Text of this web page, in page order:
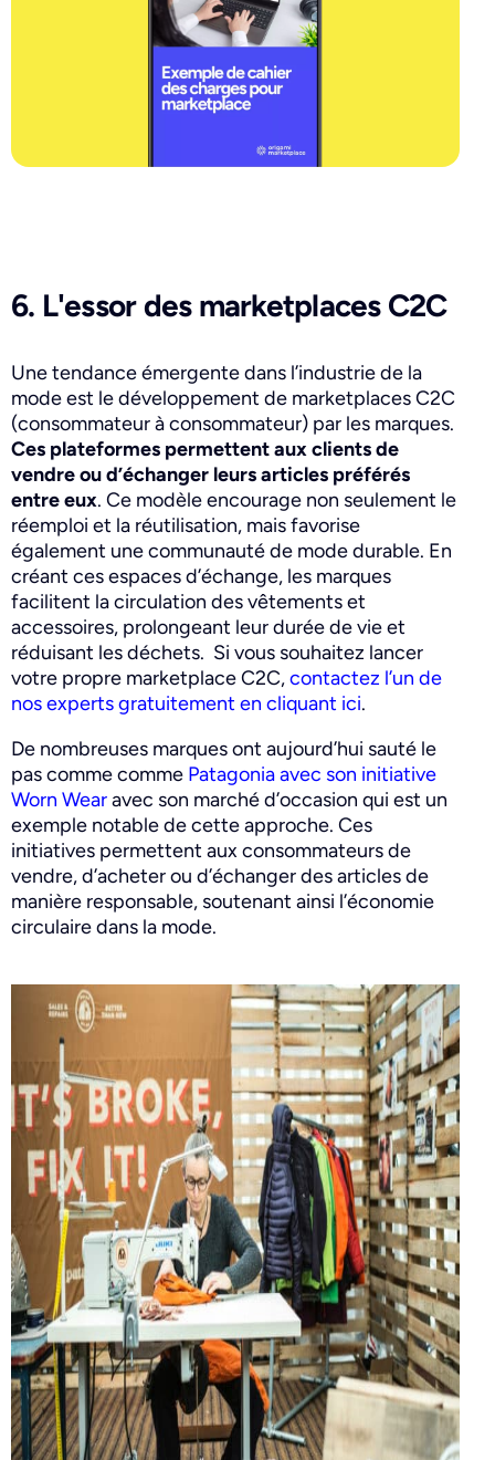
6. L'essor des marketplaces C2C
Une tendance émergente dans l’industrie de la
mode est le développement de marketplaces C2C
(consommateur à consommateur) par les marques.
Ces plateformes permettent aux clients de
vendre ou d’échanger leurs articles préférés
entre eux. Ce modèle encourage non seulement le
réemploi et la réutilisation, mais favorise
également une communauté de mode durable. En
créant ces espaces d’échange, les marques
facilitent la circulation des vêtements et
accessoires, prolongeant leur durée de vie et
réduisant les déchets. Si vous souhaitez lancer
votre propre marketplace C2C,contactez l’un de
nos experts gratuitement en cliquant ici.
De nombreuses marques ont aujourd’hui sauté le
pas comme comme Patagonia avec son initiative
Worn Wearavec son marché d’occasion qui est un
exemple notable de cette approche. Ces
initiatives permettent aux consommateurs de
vendre, d’acheter ou d’échanger des articles de
manière responsable, soutenant ainsi l’économie
circulaire dans la mode.